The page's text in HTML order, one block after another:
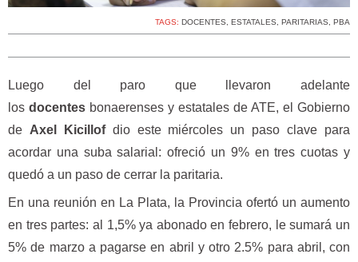
TAGS: DOCENTES, ESTATALES, PARITARIAS, PBA
Luego del paro que llevaron adelante
los docentes bonaerenses y estatales de ATE, el Gobierno
de Axel Kicillofdio este miércoles un paso clave para
acordar una suba salarial: ofreció un 9% en tres cuotas y
quedó a un paso de cerrar la paritaria.
En una reunión en La Plata, la Provincia ofertó un aumento
en tres partes: al 1,5% ya abonado en febrero, le sumará un
5% de marzo a pagarse en abril y otro 2.5% para abril, con